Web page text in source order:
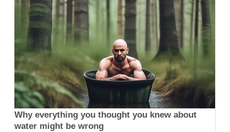
Why everything you thought you knew about
water might be wrong